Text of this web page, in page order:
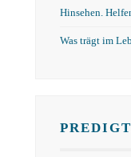
Hinsehen.
Was trägt im